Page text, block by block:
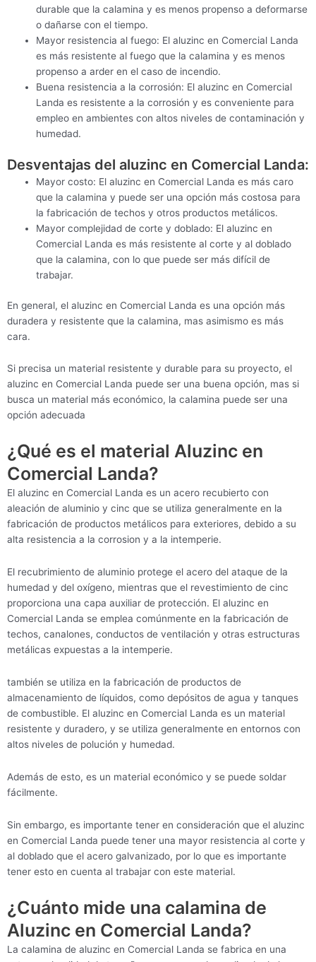
durable que la calamina y es menos propenso a deformarse
o dañarse con el tiempo.
Mayor resistencia al fuego: El aluzinc en Comercial Landa
es más resistente al fuego que la calamina y es menos
propenso a arder en el caso de incendio.
Buena resistencia a la corrosión: El aluzinc en Comercial
Landa es resistente a la corrosión y es conveniente para
empleo en ambientes con altos niveles de contaminación y
humedad.
Desventajas del aluzinc en Comercial Landa:
Mayor costo: El aluzinc en Comercial Landa es más caro
que la calamina y puede ser una opción más costosa para
la fabricación de techos y otros productos metálicos.
Mayor complejidad de corte y doblado: El aluzinc en
Comercial Landa es más resistente al corte y al doblado
que la calamina, con lo que puede ser más difícil de
trabajar.
En general, el aluzinc en Comercial Landa es una opción más
duradera y resistente que la calamina, mas asimismo es más
cara.
Si precisa un material resistente y durable para su proyecto, el
aluzinc en Comercial Landa puede ser una buena opción, mas si
busca un material más económico, la calamina puede ser una
opción adecuada
¿Qué es el material Aluzinc en
Comercial Landa?
El aluzinc en Comercial Landa es un acero recubierto con
aleación de aluminio y cinc que se utiliza generalmente en la
fabricación de productos metálicos para exteriores, debido a su
alta resistencia a la corrosion y a la intemperie.
El recubrimiento de aluminio protege el acero del ataque de la
humedad y del oxígeno, mientras que el revestimiento de cinc
proporciona una capa auxiliar de protección. El aluzinc en
Comercial Landa se emplea comúnmente en la fabricación de
techos, canalones, conductos de ventilación y otras estructuras
metálicas expuestas a la intemperie.
también se utiliza en la fabricación de productos de
almacenamiento de líquidos, como depósitos de agua y tanques
de combustible. El aluzinc en Comercial Landa es un material
resistente y duradero, y se utiliza generalmente en entornos con
altos niveles de polución y humedad.
Además de esto, es un material económico y se puede soldar
fácilmente.
Sin embargo, es importante tener en consideración que el aluzinc
en Comercial Landa puede tener una mayor resistencia al corte y
al doblado que el acero galvanizado, por lo que es importante
tener esto en cuenta al trabajar con este material.
¿Cuánto mide una calamina de
Aluzinc en Comercial Landa?
La calamina de aluzinc en Comercial Landa se fabrica en una